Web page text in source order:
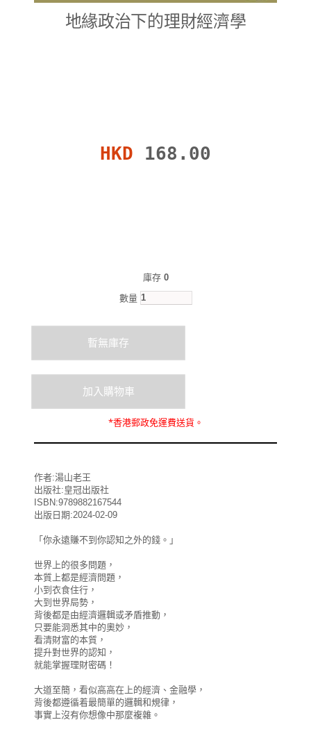
地緣政治下的理財經濟學
HKD 168.00
庫存 0
數量
*香港郵政免運費送貨。
作者:湯山老王
出版社:皇冠出版社
ISBN:9789882167544
出版日期:2024-02-09
「你永遠賺不到你認知之外的錢。」
世界上的很多問題，
本質上都是經濟問題，
小到衣食住行，
大到世界局勢，
背後都是由經濟邏輯或矛盾推動，
只要能洞悉其中的奧妙，
看清財富的本質，
提升對世界的認知，
就能掌握理財密碼！
大道至簡，看似高高在上的經濟、金融學，
背後都遵循着最簡單的邏輯和規律，
事實上沒有你想像中那麼複雜。